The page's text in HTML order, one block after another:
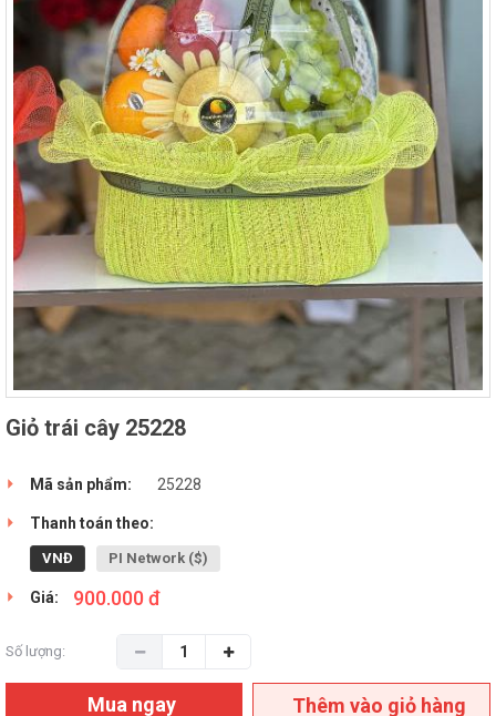
Giỏ trái cây 25228
Mã sản phẩm: 25228
Thanh toán theo:
VNĐ PI Network ($)
Giá: 900.000 đ
Số lượng:
Mua ngay Thêm vào giỏ hàng